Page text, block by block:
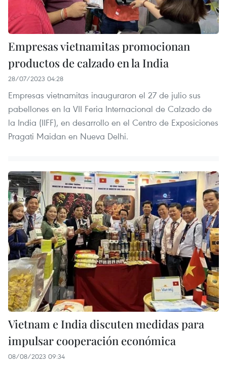
Empresas vietnamitas promocionan
productos de calzado en la India
28/07/2023 04:28
Empresas vietnamitas inauguraron el 27 de julio sus
pabellones en la VII Feria Internacional de Calzado de
la India (IIFF), en desarrollo en el Centro de Exposiciones
Pragati Maidan en Nueva Delhi.
Vietnam e India discuten medidas para
impulsar cooperación económica
08/08/2023 09:34